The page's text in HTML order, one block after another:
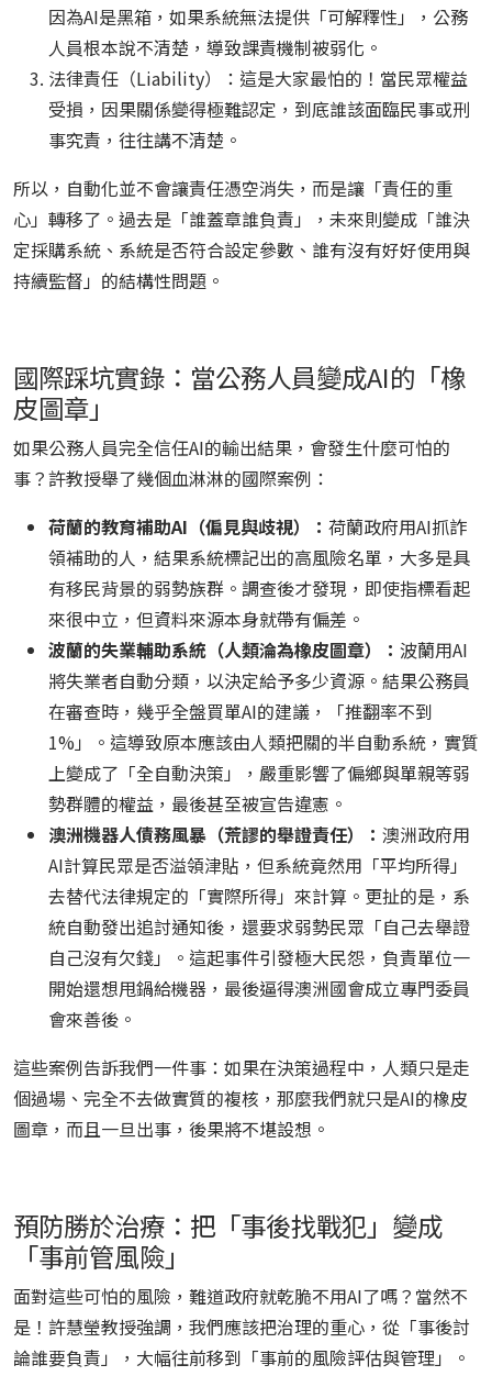
因為AI是黑箱，如果系統無法提供「可解釋性」，公務
人員根本說不清楚，導致課責機制被弱化。
法律責任（Liability）：這是大家最怕的！當民眾權益
受損，因果關係變得極難認定，到底誰該面臨民事或刑
事究責，往往講不清楚。
所以，自動化並不會讓責任憑空消失，而是讓「責任的重
心」轉移了。過去是「誰蓋章誰負責」，未來則變成「誰決
定採購系統、系統是否符合設定參數、誰有沒有好好使用與
持續監督」的結構性問題。
國際踩坑實錄：當公務人員變成AI的「橡
皮圖章」
如果公務人員完全信任AI的輸出結果，會發生什麼可怕的
事？許教授舉了幾個血淋淋的國際案例：
荷蘭的教育補助AI（偏見與歧視）： 荷蘭政府用AI抓詐
領補助的人，結果系統標記出的高風險名單，大多是具
有移民背景的弱勢族群。調查後才發現，即使指標看起
來很中立，但資料來源本身就帶有偏差。
波蘭的失業輔助系統（人類淪為橡皮圖章）： 波蘭用AI
將失業者自動分類，以決定給予多少資源。結果公務員
在審查時，幾乎全盤買單AI的建議，「推翻率不到
1%」。這導致原本應該由人類把關的半自動系統，實質
上變成了「全自動決策」，嚴重影響了偏鄉與單親等弱
勢群體的權益，最後甚至被宣告違憲。
澳洲機器人債務風暴（荒謬的舉證責任）： 澳洲政府用
AI計算民眾是否溢領津貼，但系統竟然用「平均所得」
去替代法律規定的「實際所得」來計算。更扯的是，系
統自動發出追討通知後，還要求弱勢民眾「自己去舉證
自己沒有欠錢」。這起事件引發極大民怨，負責單位一
開始還想甩鍋給機器，最後逼得澳洲國會成立專門委員
會來善後。
這些案例告訴我們一件事：如果在決策過程中，人類只是走
個過場、完全不去做實質的複核，那麼我們就只是AI的橡皮
圖章，而且一旦出事，後果將不堪設想。
預防勝於治療：把「事後找戰犯」變成
「事前管風險」
面對這些可怕的風險，難道政府就乾脆不用AI了嗎？當然不
是！許慧瑩教授強調，我們應該把治理的重心，從「事後討
論誰要負責」，大幅往前移到「事前的風險評估與管理」。